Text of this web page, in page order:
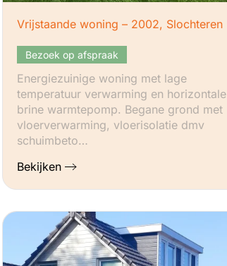
Vrijstaande woning – 2002, Slochteren
Bezoek op afspraak
Energiezuinige woning met lage
temperatuur verwarming en horizontale
brine warmtepomp. Begane grond met
vloerverwarming, vloerisolatie dmv
schuimbeto…
Bekijken